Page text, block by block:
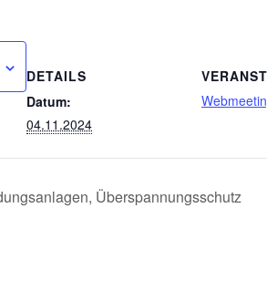
DETAILS
Datum:
04.11.2024
Überspannungsschutz